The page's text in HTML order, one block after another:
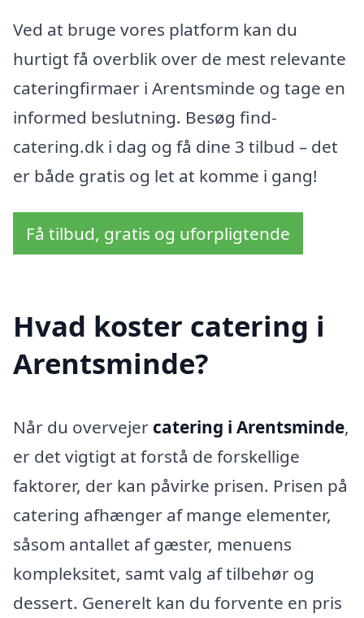
Ved at bruge vores platform kan du
hurtigt få overblik over de mest relevante
cateringfirmaer i Arentsminde og tage en
informed beslutning. Besøg find-
catering.dk i dag og få dine 3 tilbud – det
er både gratis og let at komme i gang!
Få tilbud, gratis og uforpligtende
Hvad koster catering i
Arentsminde?
Når du overvejer catering i Arentsminde,
er det vigtigt at forstå de forskellige
faktorer, der kan påvirke prisen. Prisen på
catering afhænger af mange elementer,
såsom antallet af gæster, menuens
kompleksitet, samt valg af tilbehør og
dessert. Generelt kan du forvente en pris